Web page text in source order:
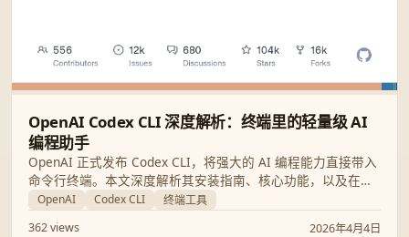
OpenAI Codex CLI 深度解析：终端里的轻量级 AI
编程助手
OpenAI 正式发布 Codex CLI，将强大的 AI 编程能力直接带入
命令行终端。本文深度解析其安装指南、核心功能，以及在与
Claude Code 的竞争中如何重塑开发者的工作流。
OpenAI Codex CLI
终端工具
362 views
2026年4月4日